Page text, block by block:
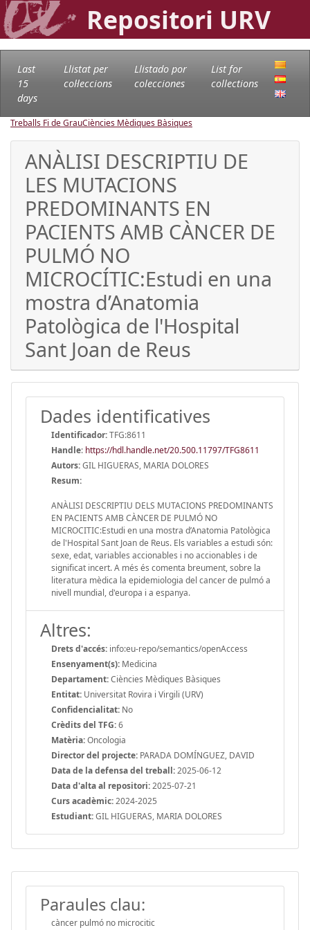
Repositori URV
Last
15
days
Llistat per
col·leccions
Llistado por
colecciones
List for
collections
Treballs Fi de GrauCiències Mèdiques Bàsiques
ANÀLISI DESCRIPTIU DE
LES MUTACIONS
PREDOMINANTS EN
PACIENTS AMB CÀNCER DE
PULMÓ NO
MICROCÍTIC:Estudi en una
mostra d’Anatomia
Patològica de l'Hospital
Sant Joan de Reus
Dades identificatives
Identificador:TFG:8611
Handle: https://hdl.handle.net/20.500.11797/TFG8611
Autors:GIL HIGUERAS, MARIA DOLORES
Resum:
ANÀLISI DESCRIPTIU DELS MUTACIONS PREDOMINANTS
EN PACIENTS AMB CÀNCER DE PULMÓ NO
MICROCITIC:Estudi en una mostra d’Anatomia Patològica
de l'Hospital Sant Joan de Reus. Els variables a estudi són:
sexe, edat, variables accionables i no accionables i de
significat incert. A més és comenta breument, sobre la
literatura mèdica la epidemiologia del cancer de pulmó a
nivell mundial, d'europa i a espanya.
Altres:
Drets d'accés: info:eu-repo/semantics/openAccess
Ensenyament(s): Medicina
Departament:Ciències Mèdiques Bàsiques
Entitat: Universitat Rovira i Virgili (URV)
Confidencialitat: No
Crèdits del TFG:6
Matèria:Oncologia
Director del projecte: PARADA DOMÍNGUEZ, DAVID
Data de la defensa del treball:2025-06-12
Data d'alta al repositori:2025-07-21
Curs acadèmic:2024-2025
Estudiant:GIL HIGUERAS, MARIA DOLORES
Paraules clau:
càncer pulmó no microcitic